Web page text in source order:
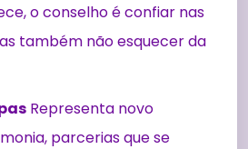
o conselho é confiar nas
também não esquecer da
Representa novo
parcerias que se